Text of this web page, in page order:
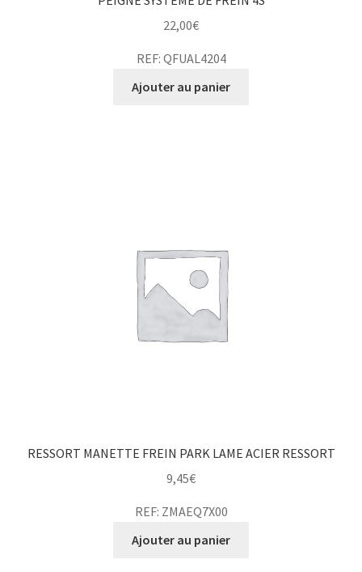
22,00€
REF: QFUAL4204
Ajouter au panier
RESSORT MANETTE FREIN PARK LAME ACIER RESSORT
9,45€
REF: ZMAEQ7X00
Ajouter au panier